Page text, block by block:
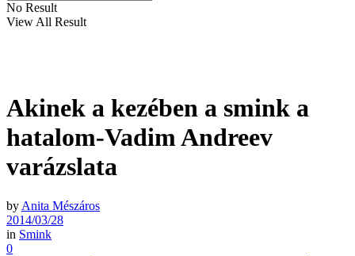
No Result
View All Result
Akinek a kezében a smink a
hatalom-Vadim Andreev
varázslata
by Anita Mészáros
2014/03/28
in Smink
0